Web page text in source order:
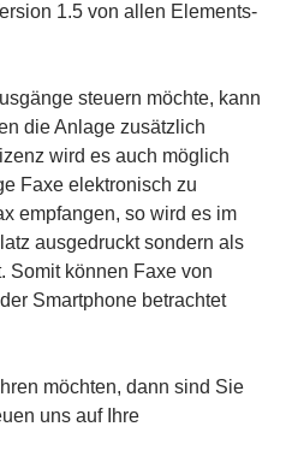
1.5 von allen Elements-
steuern möchte, kann
die Anlage zusätzlich
wird es auch möglich
Faxe elektronisch zu
empfangen, so wird es im
ausgedruckt sondern als
Somit können Faxe von
Smartphone betrachtet
möchten, dann sind Sie
uns auf Ihre